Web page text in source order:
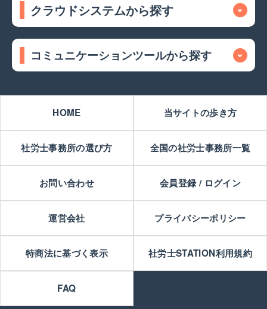
クラウドシステムから探す
コミュニケーションツールから探す
HOME 当サイトの歩き方
社労士事務所の選び方 全国の社労士事務所一覧
お問い合わせ 会員登録 / ログイン
運営会社 プライバシーポリシー
特商法に基づく表示 社労士STATION利用規約
FAQ